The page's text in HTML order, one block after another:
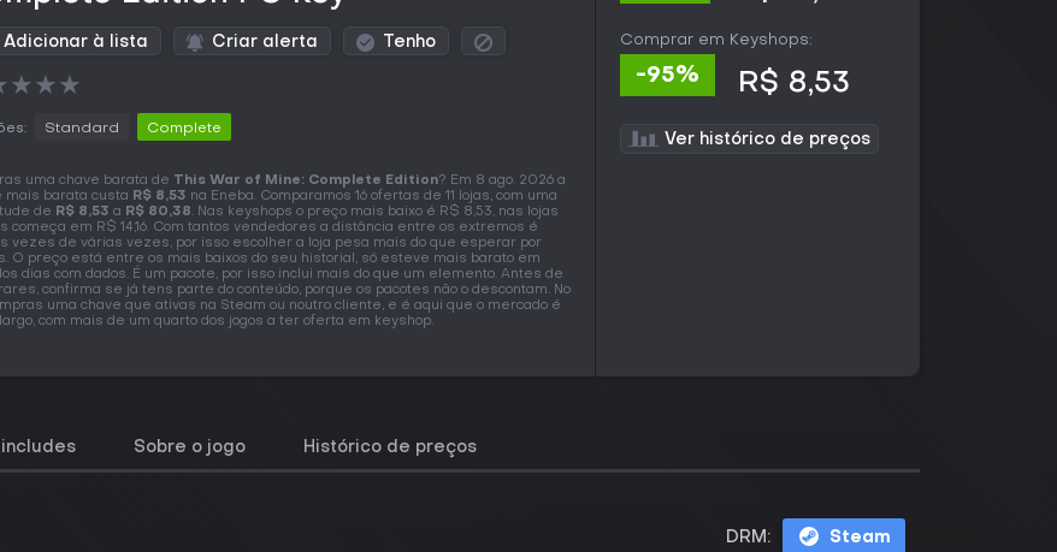
Adicionar à lista Criar alerta Tenho
★★★
Standard Complete
uma chave barata de This War of Mine: Complete Edition? Em 8 ago. 2026 a
mais barata custa R$ 8,53 na Eneba. Comparamos 16 ofertas de 11 lojas, com uma
de R$ 8,53 a R$ 80,38. Nas keyshops o preço mais baixo é R$ 8,53, nas lojas
começa em R$ 14,16. Com tantos vendedores a distância entre os extremos é
vezes de várias vezes, por isso escolher a loja pesa mais do que esperar por
O preço está entre os mais baixos do seu historial, só esteve mais barato em
dias com dados. É um pacote, por isso inclui mais do que um elemento. Antes de
confirma se já tens parte do conteúdo, porque os pacotes não o descontam. No
uma chave que ativas na Steam ou noutro cliente, e é aqui que o mercado é
com mais de um quarto dos jogos a ter oferta em keyshop.
Comprar em Keyshops:
-95% R$ 8,53
Ver histórico de preços
includes Sobre o jogo Histórico de preços
DRM: Steam